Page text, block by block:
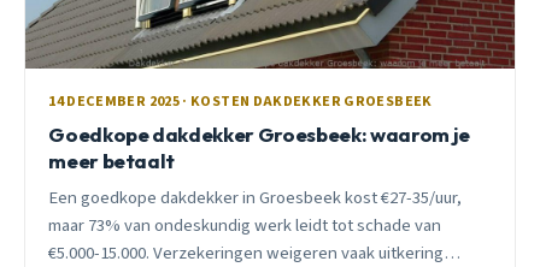
14 DECEMBER 2025 · KOSTEN DAKDEKKER GROESBEEK
Goedkope dakdekker Groesbeek: waarom je
meer betaalt
Een goedkope dakdekker in Groesbeek kost €27-35/uur,
maar 73% van ondeskundig werk leidt tot schade van
€5.000-15.000. Verzekeringen weigeren vaak uitkering